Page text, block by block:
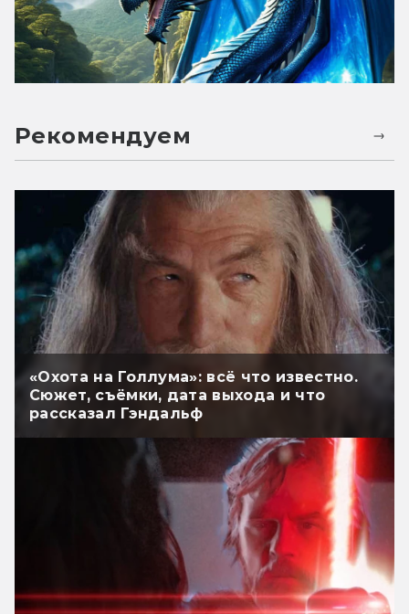
Рекомендуем
«Охота на Голлума»: всё что известно.
Сюжет, съёмки, дата выхода и что
рассказал Гэндальф